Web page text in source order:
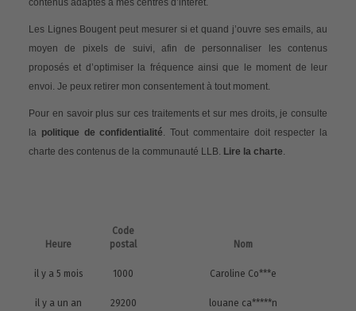
Les Lignes Bougent peut mesurer si et quand j’ouvre ses emails, au
moyen de pixels de suivi, afin de personnaliser les contenus
proposés et d’optimiser la fréquence ainsi que le moment de leur
envoi. Je peux retirer mon consentement à tout moment.
Pour en savoir plus sur ces traitements et sur mes droits, je consulte
la politique de confidentialité . Tout commentaire doit respecter la
charte des contenus de la communauté LLB. Lire la charte
Heure
Code
postal
Nom
il y a 5 mois 1000 Caroline Co***e
il y a un an 29200 louane ca*****n